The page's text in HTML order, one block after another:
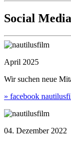
Social Media
April 2025
Wir suchen neue
» facebook
04. Dezember 2022